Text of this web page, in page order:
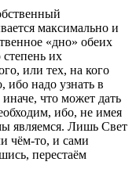
максимально и
«дно» обеих
их
или тех, на кого
ибо надо узнать в
что может дать
ибо, не имея
являемся. Лишь Свет
чём-то, и сами
перестаём